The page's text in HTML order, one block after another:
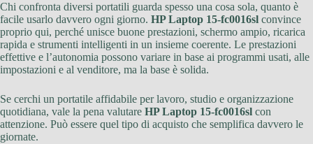
Chi confronta diversi portatili guarda spesso una cosa sola, quanto è
facile usarlo davvero ogni giorno. HP Laptop 15-fc0016sl convince
proprio qui, perché unisce buone prestazioni, schermo ampio, ricarica
rapida e strumenti intelligenti in un insieme coerente. Le prestazioni
effettive e l’autonomia possono variare in base ai programmi usati, alle
impostazioni e al venditore, ma la base è solida.
Se cerchi un portatile affidabile per lavoro, studio e organizzazione
quotidiana, vale la pena valutare HP Laptop 15-fc0016sl con
attenzione. Può essere quel tipo di acquisto che semplifica davvero le
giornate.